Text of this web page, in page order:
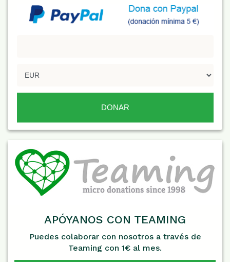
APÓYANOS CON TEAMING
Puedes colaborar con nosotros a través de
Teaming con 1€ al mes.